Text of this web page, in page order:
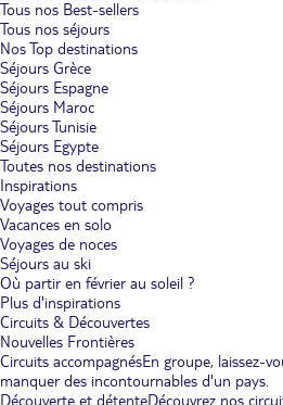
Tous nos Best-sellers
Tous nos séjours
Nos Top destinations
Séjours Grèce
Séjours Espagne
Séjours Maroc
Séjours Tunisie
Séjours Egypte
Toutes nos destinations
Inspirations
Voyages tout compris
Vacances en solo
Voyages de noces
Séjours au ski
Où partir en février au soleil ?
Plus d'inspirations
Circuits & Découvertes
Nouvelles Frontières
Circuits accompagnésEn groupe, laissez-
manquer des incontournables d'un pays.
Découverte et détenteDécouvrez nos